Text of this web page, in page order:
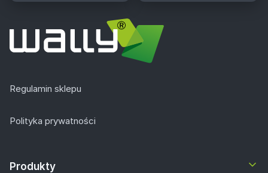
Regulamin sklepu
Polityka prywatności
Produkty